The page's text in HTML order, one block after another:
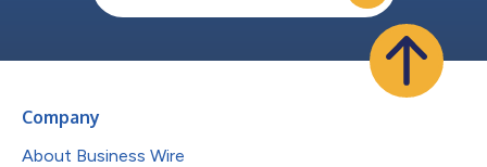
Company
About Business Wire